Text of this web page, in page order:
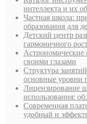
интеллекта и их
Частная школа:
образования для
Детский центр
гармоничного
Астрономические
своими глазами
Структура
основные уровни
Лицензирование
использования:
Современная
удобный и